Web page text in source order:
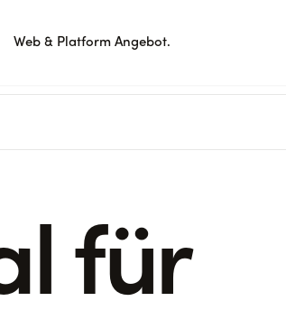
Web & Platform Angebot.
für